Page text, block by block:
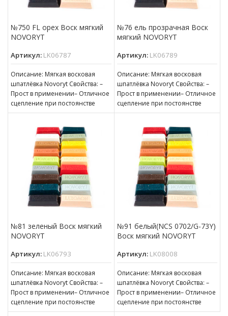
№750 FL орех Воск мягкий
NOVORYT
Артикул: LK06787
Описание: Мягкая восковая
шпатлёвка Novoryt Свойства: –
Прост в применении– Отличное
сцепление при постоянстве
консистенции– Готов к
№76 ель прозрачная Воск
мягкий NOVORYT
Артикул: LK06789
Описание: Мягкая восковая
шпатлёвка Novoryt Свойства: –
Прост в применении– Отличное
сцепление при постоянстве
консистенции– Готов к
№81 зеленый Воск мягкий
NOVORYT
Артикул: LK06793
Описание: Мягкая восковая
шпатлёвка Novoryt Свойства: –
Прост в применении– Отличное
сцепление при постоянстве
консистенции– Готов к
№91 белый(NCS 0702/G-73Y)
Воск мягкий NOVORYT
Артикул: LK08008
Описание: Мягкая восковая
шпатлёвка Novoryt Свойства: –
Прост в применении– Отличное
сцепление при постоянстве
консистенции– Готов к